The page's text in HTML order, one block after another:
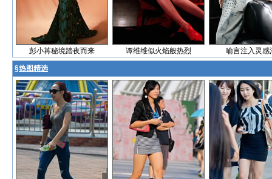
彭小苒秘境踏夜而来 谭维维似火焰般热烈 喻言注入灵感
§热图精选